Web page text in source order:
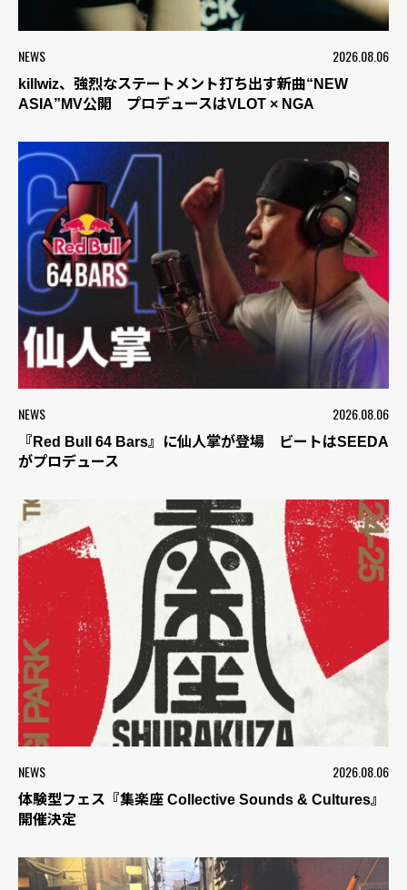
NEWS 2026.08.06
killwiz、強烈なステートメント打ち出す新曲“NEW
ASIA”MV公開 プロデュースはVLOT × NGA
NEWS 2026.08.06
『Red Bull 64 Bars』に仙人掌が登場 ビートはSEEDA
がプロデュース
NEWS 2026.08.06
体験型フェス『集楽座 Collective Sounds & Cultures』
開催決定